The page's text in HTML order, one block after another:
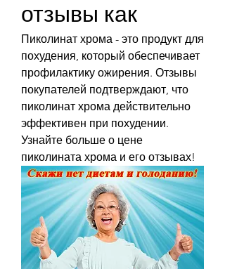
отзывы как
Пиколинат хрома - это продукт для
похудения, который обеспечивает
профилактику ожирения. Отзывы
покупателей подтверждают, что
пиколинат хрома действительно
эффективен при похудении.
Узнайте больше о цене
пиколината хрома и его отзывах!